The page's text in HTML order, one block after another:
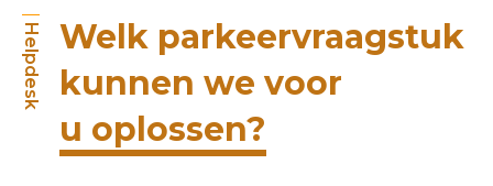
Helpdesk Welk parkeervraagstuk
kunnen we voor
u oplossen?